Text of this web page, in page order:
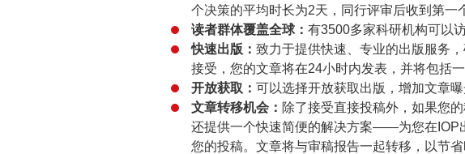
个决策的平均时长为2天，同行评审后收到第一
读者群体覆盖全球： 有3500多家科研机构可以
快速出版： 致力于提供快速、专业的出版服务
接受，您的文章将在24小时内发表，并将包括一
开放获取： 可以选择开放获取出版，增加文章曝
文章转移机会： 除了接受直接投稿外，如果您
还提供一个快速简便的解决方案——为您在IOP
您的投稿。文章将与审稿报告一起转移，以节